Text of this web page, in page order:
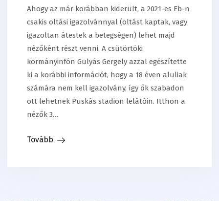
Ahogy az már korábban kiderült, a 2021-es Eb-n
csakis oltási igazolvánnyal (oltást kaptak, vagy
igazoltan átestek a betegségen) lehet majd
nézőként részt venni. A csütörtöki
kormányinfón Gulyás Gergely azzal egészítette
ki a korábbi információt, hogy a 18 éven aluliak
számára nem kell igazolvány, így ők szabadon
ott lehetnek Puskás stadion lelátóin. Itthon a
nézők 3…
Tovább